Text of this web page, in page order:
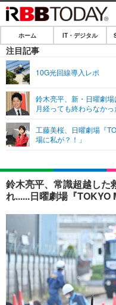
ホーム
IT・デジタル
ネタ
ショッピング
SPEED TEST
エンタメ
エンタメTOP
音楽
ショッピング
ライフ
ライフTOP
ペット
その他
リリース一覧
プッシュ通知の停止方法
ホーム IT・デジタル
注目記事
10G光回線導入レポ
鈴木亮平、新・日曜劇
月経っても終わらなかっ
工藤美桜、日曜劇場『
場に私が？！」
鈴木亮平、常識超越した
れ......日曜劇場『